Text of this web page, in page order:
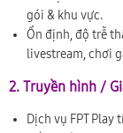
gói & khu vực.
Ổn định, độ trễ
livestream, chơi
2. Truyền hình /
Dịch vụ FPT